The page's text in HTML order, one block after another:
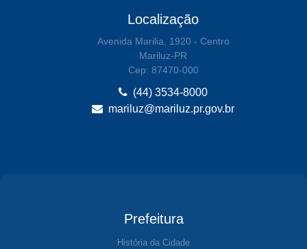
Localização
Avenida Marilia, 1920 - Centro
Mariluz-PR
Cep: 87470-000
(44) 3534-8000
mariluz@mariluz.pr.gov.br
Prefeitura
História da Cidade